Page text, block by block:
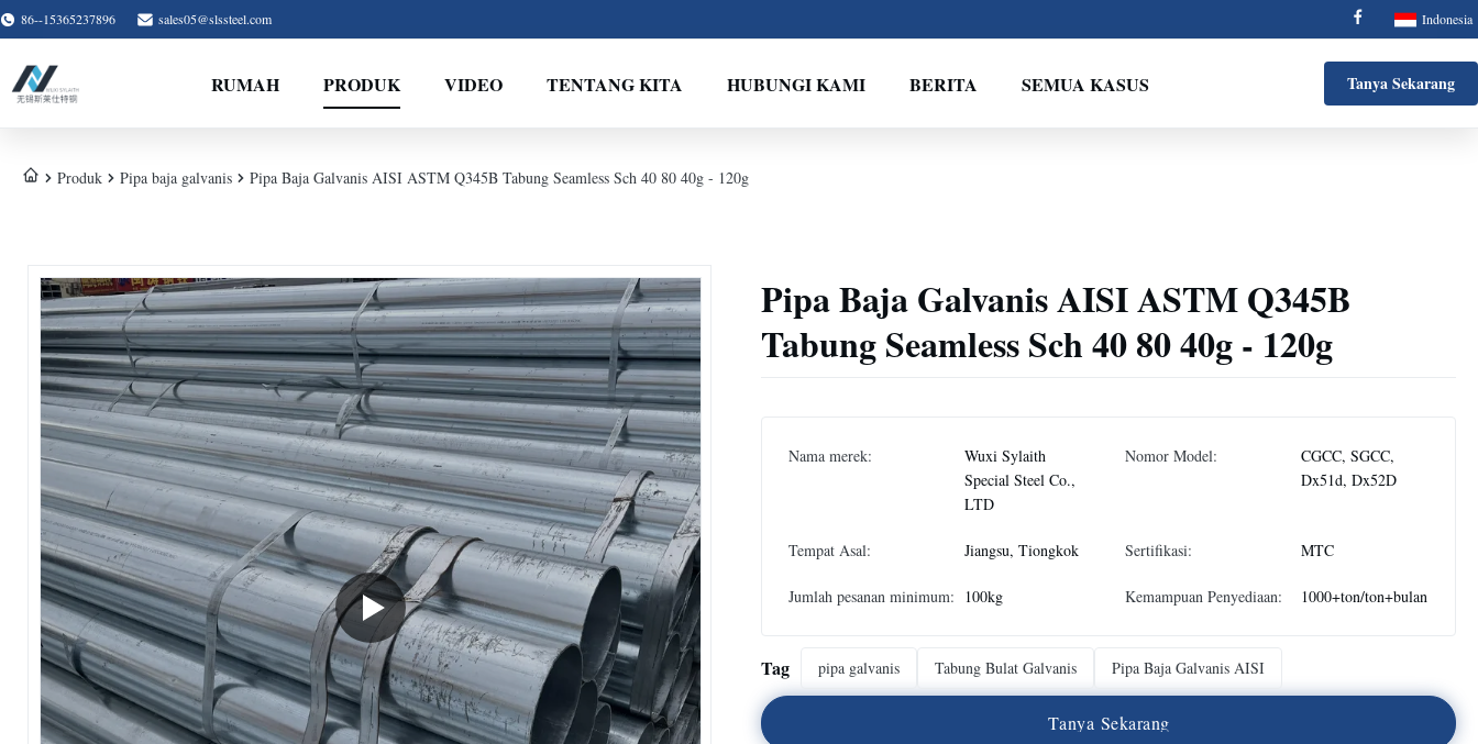
86--15365237896 sales05@slssteel.com Indonesia
RUMAH PRODUK VIDEO TENTANG KITA HUBUNGI KAMI BERITA SEMUA KASUS Tanya Sekarang
Produk Pipa baja galvanis Pipa Baja Galvanis AISI ASTM Q345B Tabung Seamless Sch 40 80 40g - 120g
Pipa Baja Galvanis AISI ASTM Q345B
Tabung Seamless Sch 40 80 40g - 120g
Nama merek:
Wuxi Sylaith
Special Steel Co.,
LTD
Nomor Model:
CGCC, SGCC,
Dx51d, Dx52D
Tempat Asal: Jiangsu, Tiongkok Sertifikasi: MTC
Jumlah pesanan minimum: 100kg Kemampuan Penyediaan: 1000+ton/ton+bulan
Tag pipa galvanis Tabung Bulat Galvanis Pipa Baja Galvanis AISI
Tanya Sekarang